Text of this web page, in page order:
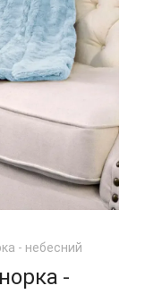
- небесний
-